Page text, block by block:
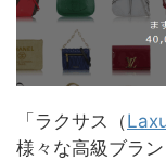
「ラクサス（
様々な高級ブラ